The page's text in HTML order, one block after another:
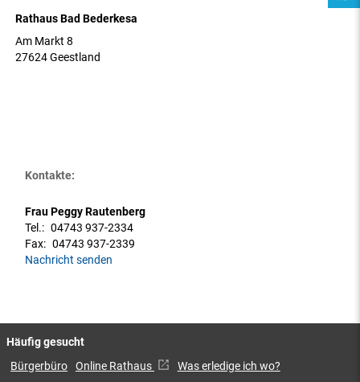
Rathaus Bad Bederkesa
Am Markt 8
27624 Geestland
Kontakte:
Frau Peggy Rautenberg
Tel.: 04743 937-2334
Fax: 04743 937-2339
Nachricht senden
Häufig gesucht
Bürgerbüro Online Rathaus
Was erledige ich wo?